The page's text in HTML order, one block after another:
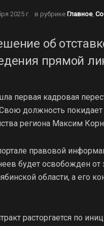
2025 г. в рубрике Главное,
об
прямой
первая кадровая
должность
региона Максим
правовой
будет освобожден
области, а его
расторгается по